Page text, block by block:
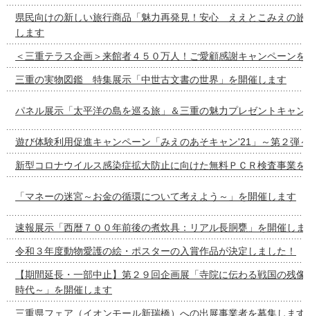
県民向けの新しい旅行商品「魅力再発見！安心 ええとこみえの旅
します
＜三重テラス企画＞来館者４５０万人！ご愛顧感謝キャンペーンを
三重の実物図鑑 特集展示「中世古文書の世界」を開催します
パネル展示「太平洋の島を巡る旅」＆三重の魅力プレゼントキャン
遊び体験利用促進キャンペーン「みえのあそキャン'21」～第２弾
新型コロナウイルス感染症拡大防止に向けた無料ＰＣＲ検査事業を
「マネーの迷宮～お金の循環について考えよう～」を開催します
速報展示「西暦７００年前後の煮炊具：リアル長胴甕」を開催しま
令和３年度動物愛護の絵・ポスターの入賞作品が決定しました！
【期間延長・一部中止】第２９回企画展「寺院に伝わる戦国の残
時代～」を開催します
三重県フェア（イオンモール新瑞橋）への出展事業者を募集します